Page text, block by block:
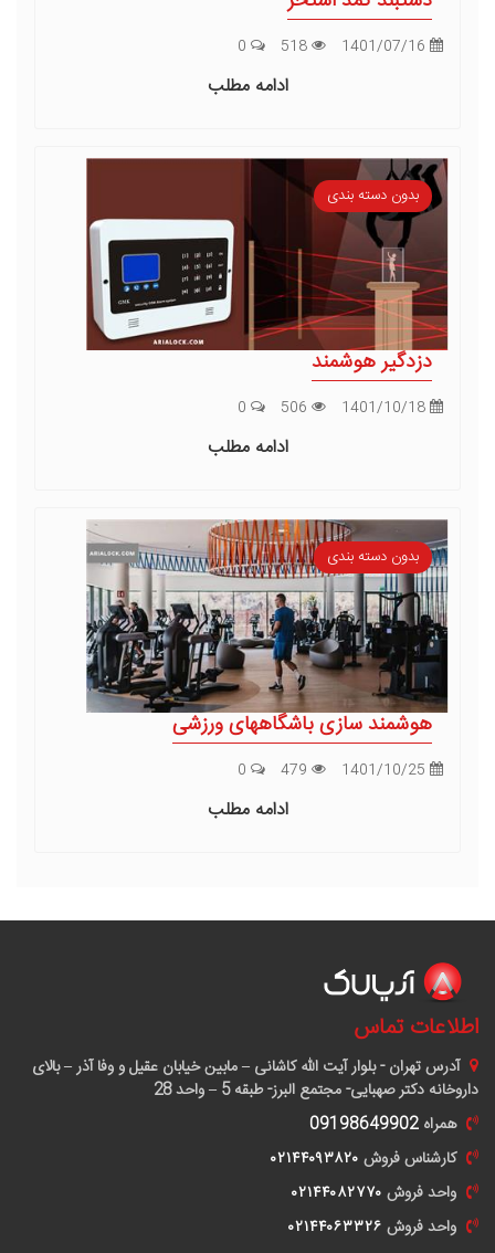
ادامه مطلب
بدون دسته بندی
دزدگیر هوشمند
ادامه مطلب
بدون دسته بندی
هوشمند سازی باشگاههای ورزشی
ادامه مطلب
اطلاعات تماس
آدرستهران - بلوار آیت الله کاشانی – مابین خیابان عقیل و وفا آذر – بالای
داروخانه دکتر صهبایی- مجتمع البرز- طبقه 5 – واحد 28
همراه 09198649902
کارشناس فروش ٠٢١۴۴٠٩٣٨٢٠
واحد فروش ٠٢١۴۴٠٨٢٧٧٠
واحد فروش ٠٢١۴۴٠۶٣٣٢۶